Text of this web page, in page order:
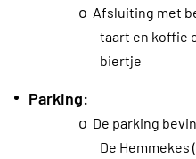
o Afsluiting met
taart en koffie
biertje
Parking:
o De parking
De Hemmekes